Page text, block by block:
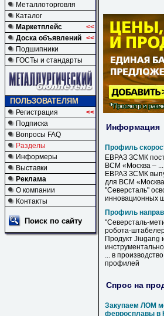
Металлоторговля
Каталог
Маркетплейс
<<
Доска объявлений <<
Подшипники
ГОСТы и стандарты
ПОЛЬЗОВАТЕЛЯМ
Регистрация
<<
Подписка
Вопросы FAQ
Разделы
Информеры
Выставки
Реклама
О компании
Контакты
Поиск по сайту
Информация
Профиль
ЕВРАЗ ЗСМК
ВСМ «Москва – ...
ЕВРАЗ ЗСМК
для ВСМ
"Северсталь"
инновационных
Профиль
"Северсталь-
робота-
Продукт Jiugang
... в
профилей
Спрос на
Закупаем ЛОМ
ферросплавы в